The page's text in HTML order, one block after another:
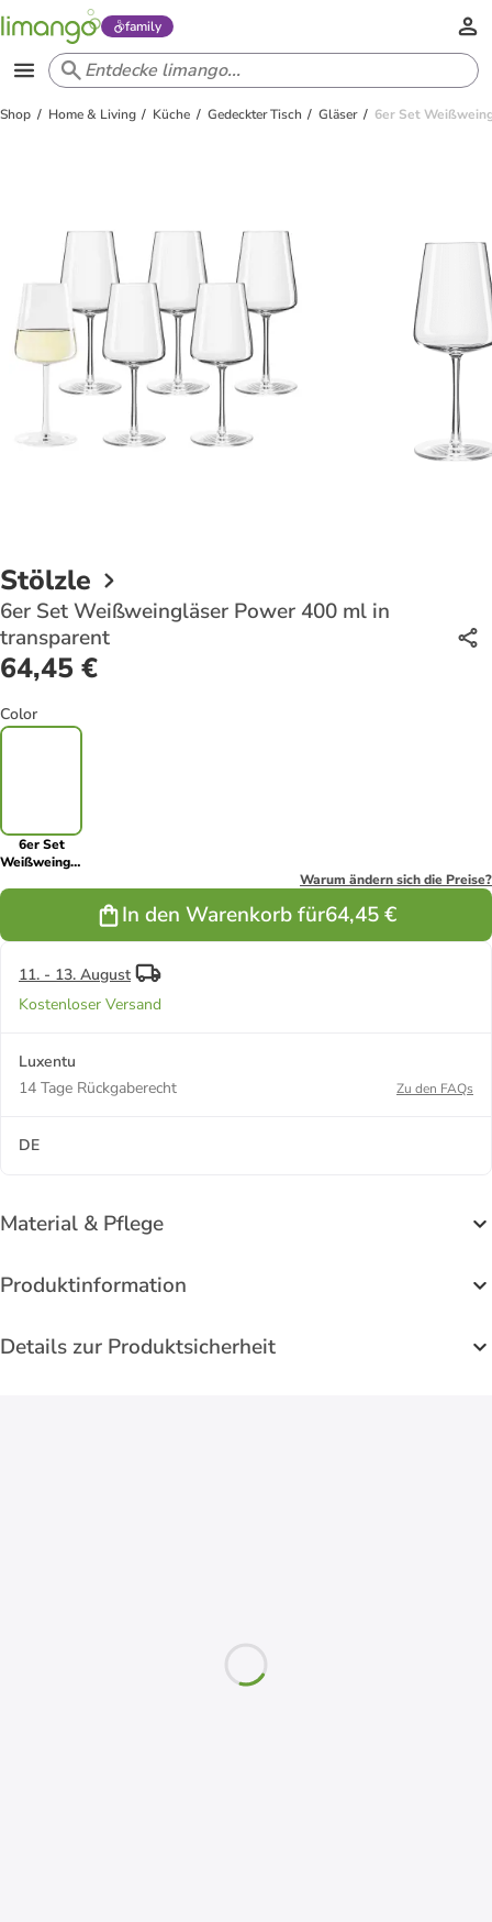
family
Shop Home & Living Küche Gedeckter Tisch Gläser 6er Set
Stölzle
6er Set Weißweingläser Power 400 ml in
transparent
64,45 €
Color
6er Set
Weißweingläser
Warum ändern sich die Preise?
In den Warenkorb für64,45 €
11. - 13. August
Kostenloser Versand
Luxentu
14 Tage Rückgaberecht
Zu den FAQs
DE
Material & Pflege
Produktinformation
Details zur Produktsicherheit